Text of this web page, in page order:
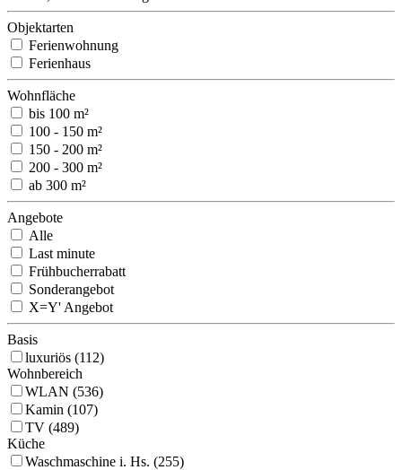
Objektarten
Ferienwohnung
Ferienhaus
Wohnfläche
bis 100 m²
100 - 150 m²
150 - 200 m²
200 - 300 m²
ab 300 m²
Angebote
Alle
Last minute
Frühbucherrabatt
Sonderangebot
X=Y' Angebot
Basis
luxuriös (112)
Wohnbereich
WLAN (536)
Kamin (107)
TV (489)
Küche
Waschmaschine i. Hs. (255)